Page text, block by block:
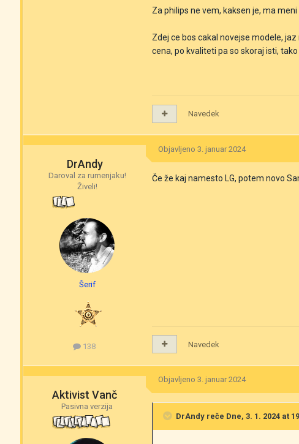
Za philips ne vem, kaksen je, ma
Zdej ce bos cakal novejse modele,
cena, po kvaliteti pa so skoraj isti,
Navedek
DrAndy
Daroval za rumenjaku!
Živeli!
Šerif
138
Objavljeno3. januar 2024
Če že kaj namesto LG, potem novo
Navedek
Aktivist Vanč
Pasivna verzija
Objavljeno3. januar 2024
DrAndy reče Dne, 3. 1. 2024 at